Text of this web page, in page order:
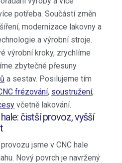
stroje
stroje
technika
výměníky
potřeba. Součástí změn
modernizace lakovny a
a výrobní stroje.
výrobní kroky, zrychlíme
zbytečné přesuny
a sestav. Posilujeme tím
frézování, soustružení,
včetně lakování.
čistší provoz, vyšší
jsme v CNC hale
Nový povrch je navržený